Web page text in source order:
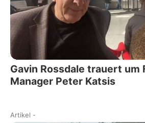
Gavin Rossdale trauert um
Manager Peter Katsis
Artikel -